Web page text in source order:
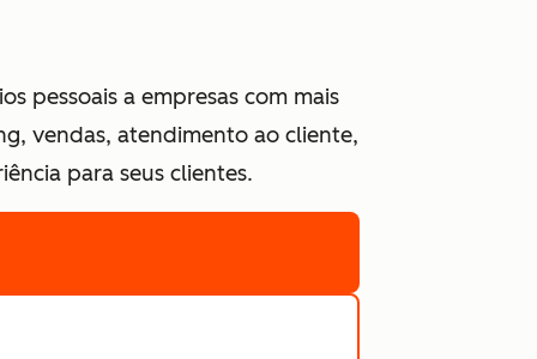
pessoais a empresas com mais
vendas, atendimento ao cliente,
para seus clientes.